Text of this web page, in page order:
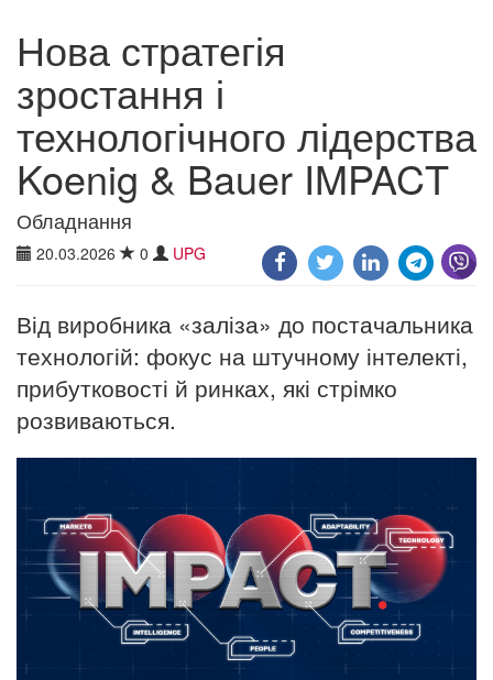
Нова стратегія
зростання і
технологічного лідерства
Koenig & Bauer IMPACT
Обладнання
20.03.2026 0 UPG
Від виробника «заліза» до постачальника
технологій: фокус на штучному інтелекті,
прибутковості й ринках, які стрімко
розвиваються.